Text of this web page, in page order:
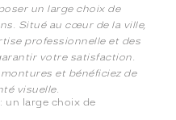
un large choix de
Situé au cœur de la ville,
professionnelle et des
votre satisfaction.
et bénéficiez de
visuelle.
un large choix de